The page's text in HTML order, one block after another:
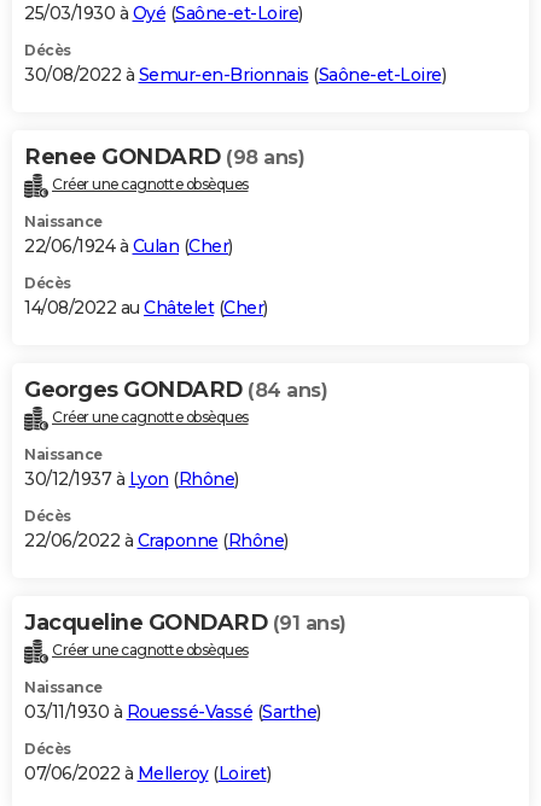
25/03/1930 à Oyé (Saône-et-Loire)
Décès
30/08/2022 à Semur-en-Brionnais (Saône-et-Loire)
Renee GONDARD (98 ans)
Créer une cagnotte obsèques
Naissance
22/06/1924 à Culan (Cher)
Décès
14/08/2022 au Châtelet(Cher)
Georges GONDARD (84 ans)
Créer une cagnotte obsèques
Naissance
30/12/1937 à Lyon (Rhône)
Décès
22/06/2022 à Craponne (Rhône)
Jacqueline GONDARD (91 ans)
Créer une cagnotte obsèques
Naissance
03/11/1930 à Rouessé-Vassé (Sarthe)
Décès
07/06/2022 à Melleroy(Loiret)